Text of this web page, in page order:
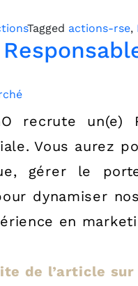
Tagged actions-rse,
recrute
Vous aurez
gérer le
dynamiser
en
de l’article sur